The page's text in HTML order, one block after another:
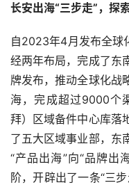
长安出海“三步走”，探
自2023年4月发布全球
经两年布局，完成了东
牌发布，推动全球化战
海，完成超过9000个
拜）区域备件中心库落
了五大区域事业部，东
“产品出海”向“品牌出
阶，开辟出了一条“三